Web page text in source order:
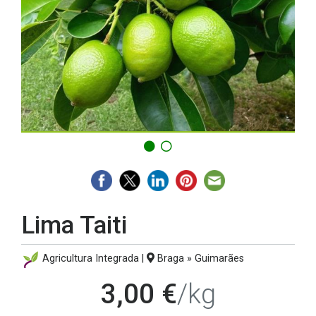
Lima Taiti
Agricultura Integrada | Braga » Guimarães
3,00 €/kg